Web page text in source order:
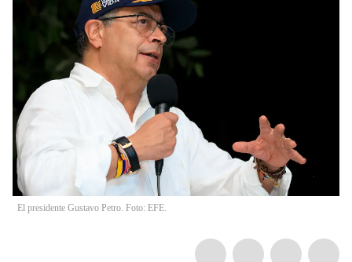
El presidente Gustavo Petro. Foto: EFE.